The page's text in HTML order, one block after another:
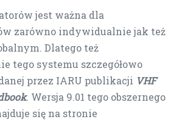
jest ważna dla
zarówno indywidualnie jak też
Dlatego też
tego systemu szczegółowo
przez IARU publikacji VHF
. Wersja 9.01 tego obszernego
się na stronie